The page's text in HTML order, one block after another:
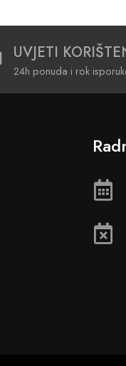
UVJETI
24h ponuda i rok